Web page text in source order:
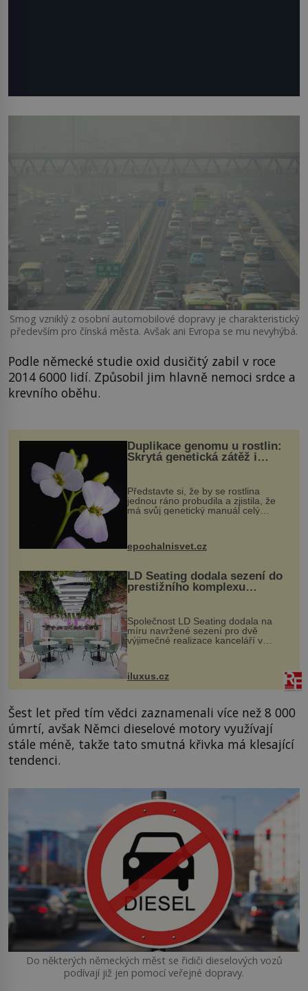
Smog vzniklý z osobní automobilové dopravy je charakteristický
především pro čínská města. Avšak ani Evropa se mu nevyhýbá.
Podle německé studie oxid dusičitý zabil v roce
2014 6000 lidí. Způsobil jim hlavně nemoci srdce a
krevního oběhu.
Duplikace genomu u rostlin:
Skrytá genetická zátěž i
Představte si, že by se rostlina
jednou ráno probudila a zjistila, že
má svůj genetický manuál celý
vstupenka...
epochalnisvet.cz
LD Seating dodala sezení do
prestižního komplexu
MediaCityUK v Salfordu
Společnost LD Seating dodala na
míru navržené sezení pro dvě
výjimečné realizace kanceláří v
areálu MediaCityUK v anglickém
budov Media...
iluxus.cz
Šest let před tím vědci zaznamenali více než 8 000
úmrtí, avšak Němci dieselové motory využívají
stále méně, takže tato smutná křivka má klesající
tendenci.
Do některých německých měst se řidiči dieselových vozů
podívají již jen pomocí veřejné dopravy.